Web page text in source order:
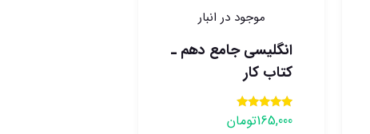
موجود در انبار
انگلیسی جامع دهم ـ
کتاب کار
نمره
5.00
165,000تومان